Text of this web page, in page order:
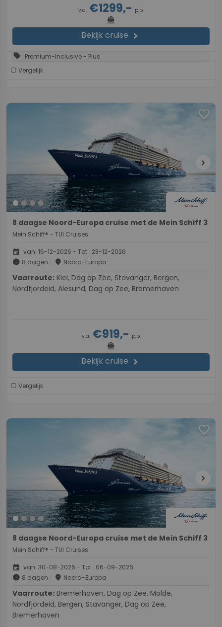
v.a. €1299,- p.p.
directions_boat
Bekijk cruise chevron_right
sell Premium-Inclusive - Plus
Vergelijk
favorite
chevron_right
8 daagse Noord-Europa cruise met de Mein Schiff 3
Mein Schiff® - TUI Cruises
event van: 16-12-2026 - Tot: 23-12-2026
schedule 8 dagen place Noord-Europa
Vaarroute:
Nordfjordeid, Alesund, Dag op Zee, Bremerhaven
v.a.€919,- p.p.
directions_boat
Bekijk cruise chevron_right
Vergelijk
favorite
chevron_right
8 daagse Noord-Europa cruise met de Mein Schiff 3
Mein Schiff® - TUI Cruises
event van: 30-08-2026 - Tot: 06-09-2026
schedule 8 dagen place Noord-Europa
Vaarroute:
Nordfjordeid, Bergen, Stavanger, Dag op Zee,
Bremerhaven